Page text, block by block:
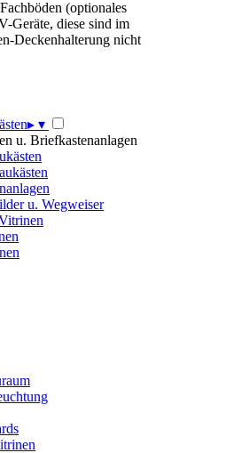
(optionales
Geräte, diese sind im
Deckenhalterung nicht
▸ ▾
u. Briefkastenanlagen
u. Wegweiser